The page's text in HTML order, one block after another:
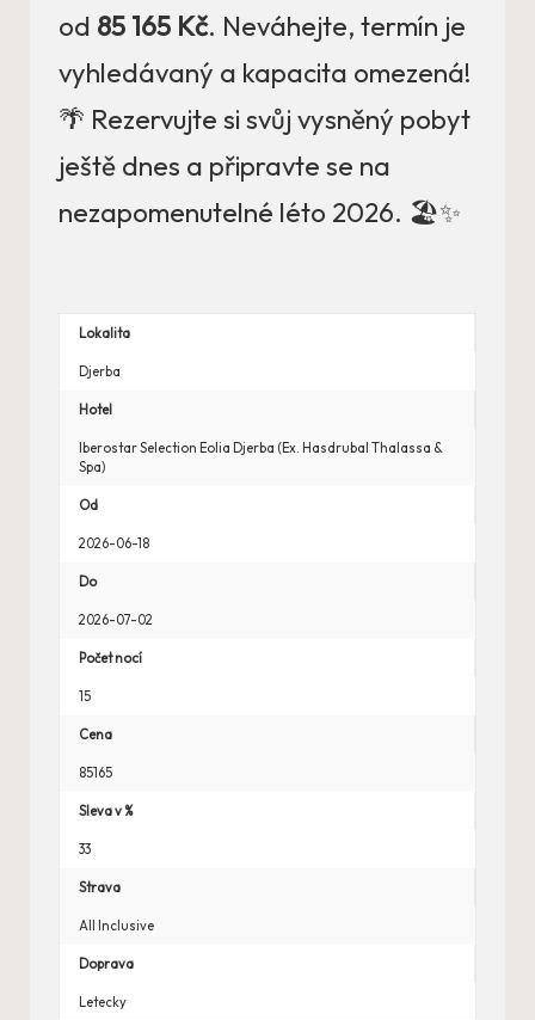
od 85 165 Kč. Neváhejte, termín je
vyhledávaný a kapacita omezená!
🌴 Rezervujte si svůj vysněný pobyt
ještě dnes a připravte se na
nezapomenutelné léto 2026. 🏖️✨
Lokalita
Djerba
Hotel
Iberostar Selection Eolia Djerba (Ex. Hasdrubal Thalassa &
Spa)
Od
2026-06-18
Do
2026-07-02
Počet nocí
15
Cena
85165
Sleva v %
33
Strava
All Inclusive
Doprava
Letecky